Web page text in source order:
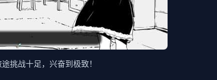
挑战十足，兴奋到极致！